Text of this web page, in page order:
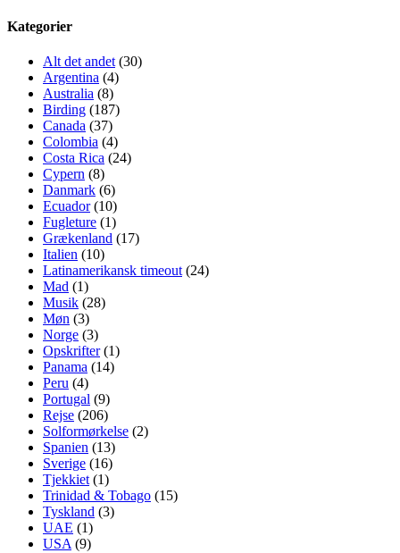
Kategorier
Alt det andet (30)
Argentina (4)
Australia (8)
Birding (187)
Canada (37)
Colombia (4)
Costa Rica (24)
Cypern (8)
Danmark (6)
Ecuador(10)
Fugleture (1)
Grækenland (17)
Italien (10)
Latinamerikansk timeout (24)
Mad (1)
Musik (28)
Møn (3)
Norge (3)
Opskrifter(1)
Panama (14)
Peru (4)
Portugal (9)
Rejse (206)
Solformørkelse (2)
Spanien (13)
Sverige (16)
Tjekkiet (1)
Trinidad & Tobago (15)
Tyskland (3)
UAE (1)
USA (9)